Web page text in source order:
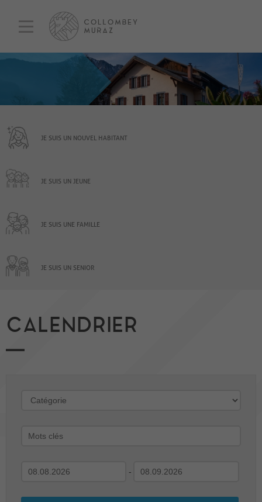
JE SUIS UN NOUVEL HABITANT
JE SUIS UN JEUNE
JE SUIS UNE FAMILLE
JE SUIS UN SENIOR
CALENDRIER
-